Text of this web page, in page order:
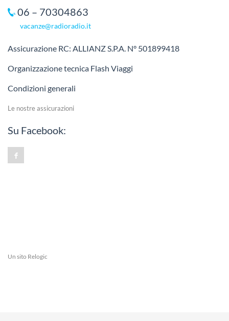
06 – 70304863
vacanze@radioradio.it
Assicurazione RC: ALLIANZ S.P.A. N° 501899418
Organizzazione tecnica Flash Viaggi
Condizioni generali
Le nostre assicurazioni
Su Facebook:
Un sito Relogic